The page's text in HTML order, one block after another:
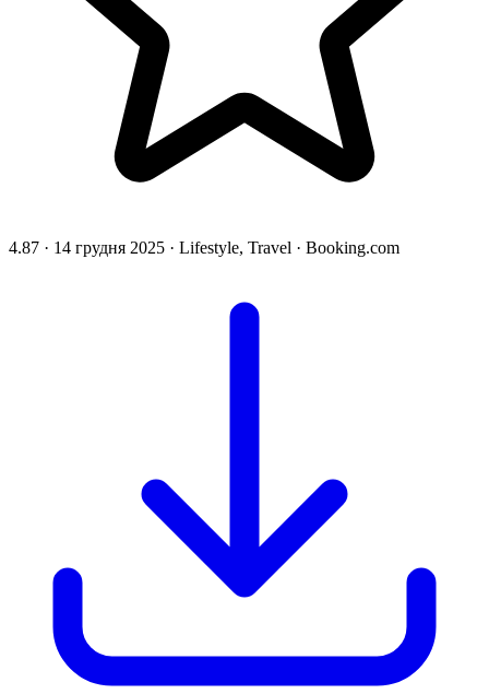
4.87 · 14 грудня 2025 · Lifestyle, Travel · Booking.com